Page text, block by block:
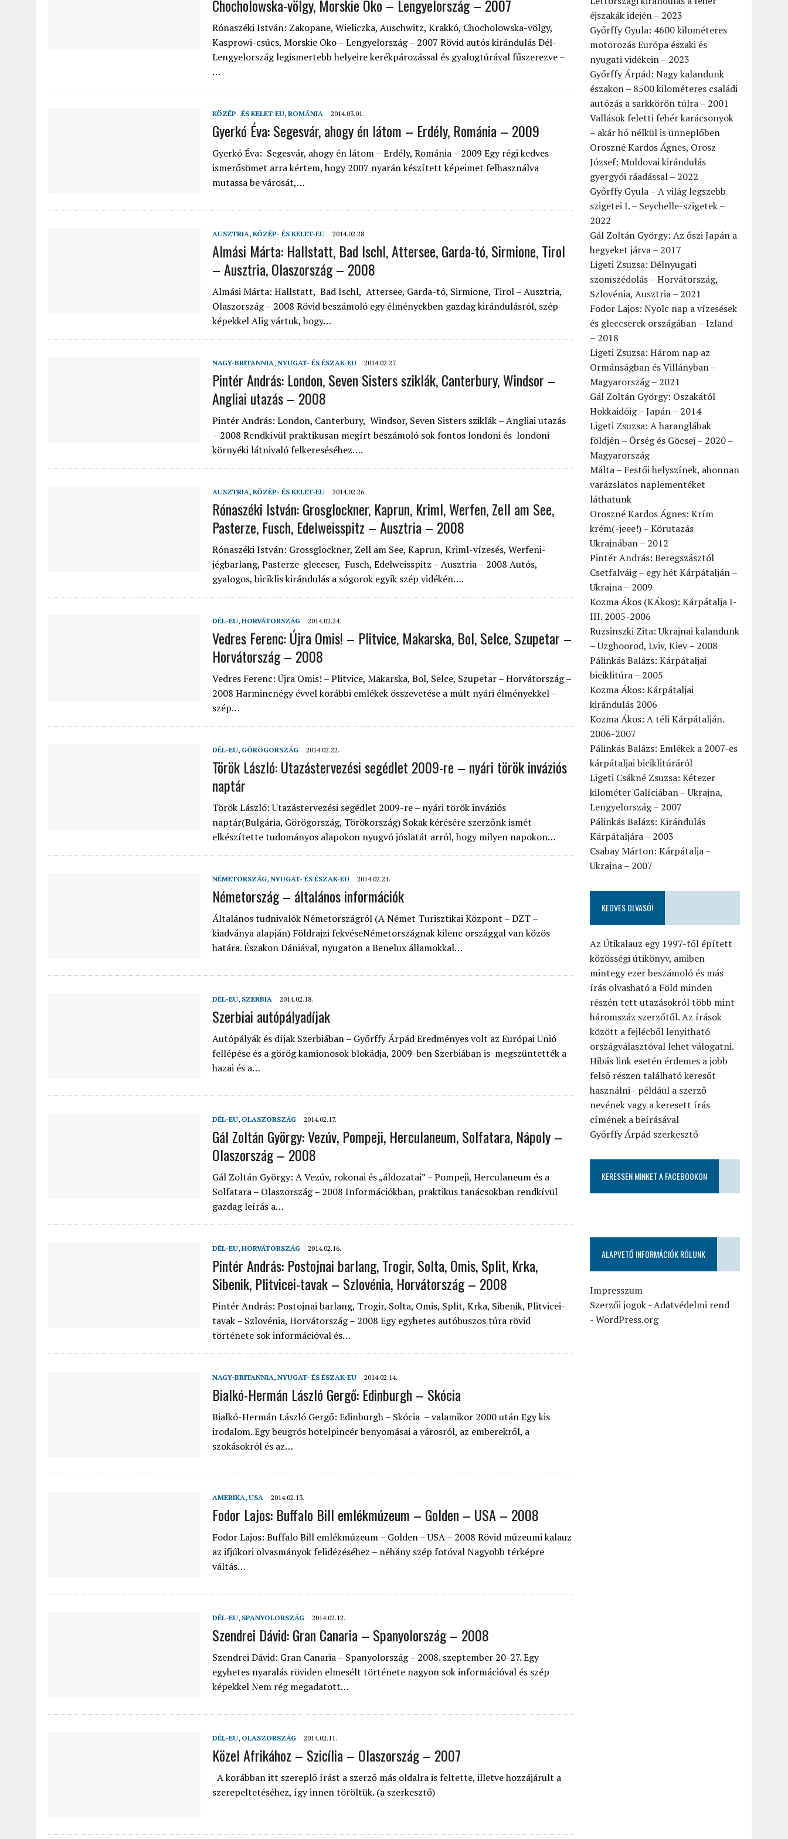
FODOR LAJOS: NYOLC NAP A VÍZESÉSEK ÉS GLECCSEREK ORSZÁGÁBAN – IZLAND – 2018
EURÓPA LEGFONTOSABB VÁROSAI A DIGITÁLIS NOMÁDOK SZÁMÁRA 2026-BAN
Chocholowska-völgy, Morskie Oko – Lengyelország – 2007
Rónaszéki István: Zakopane, Wieliczka, Auschwitz, Krakkó, Chocholowska-völgy,
Kasprowi-csúcs, Morskie Oko – Lengyelország – 2007 Rövid autós kirándulás Dél-
Lengyelország legismertebb helyeire kerékpározással és gyalogtúrával fűszerezve –
…
KÖZÉP- ÉS KELET-EU, ROMÁNIA 2014.03.01.
Gyerkó Éva: Segesvár, ahogy én látom – Erdély, Románia – 2009
Gyerkó Éva: Segesvár, ahogy én látom – Erdély, Románia – 2009 Egy régi kedves
ismerősömet arra kértem, hogy 2007 nyarán készített képeimet felhasználva
mutassa be városát,…
AUSZTRIA, KÖZÉP- ÉS KELET-EU 2014.02.28.
Almási Márta: Hallstatt, Bad Ischl, Attersee, Garda-tó, Sirmione, Tirol
– Ausztria, Olaszország – 2008
Almási Márta: Hallstatt, Bad Ischl, Attersee, Garda-tó, Sirmione, Tirol – Ausztria,
Olaszország – 2008 Rövid beszámoló egy élményekben gazdag kirándulásról, szép
képekkel Alig vártuk, hogy…
NAGY-BRITANNIA, NYUGAT- ÉS ÉSZAK-EU 2014.02.27.
Pintér András: London, Seven Sisters sziklák, Canterbury, Windsor –
Angliai utazás – 2008
Pintér András: London, Canterbury, Windsor, Seven Sisters sziklák – Angliai utazás
– 2008 Rendkívül praktikusan megírt beszámoló sok fontos londoni és londoni
környéki látnivaló felkereséséhez….
AUSZTRIA, KÖZÉP- ÉS KELET-EU 2014.02.26.
Rónaszéki István: Grosglockner, Kaprun, Kriml, Werfen, Zell am See,
Pasterze, Fusch, Edelweisspitz – Ausztria – 2008
Rónaszéki István: Grossglockner, Zell am See, Kaprun, Kriml-vízesés, Werfeni-
jégbarlang, Pasterze-gleccser, Fusch, Edelweisspitz – Ausztria – 2008 Autós,
gyalogos, biciklis kirándulás a sógorok egyik szép vidékén….
DÉL-EU, HORVÁTORSZÁG 2014.02.24.
Vedres Ferenc: Újra Omis! – Plitvice, Makarska, Bol, Selce, Szupetar –
Horvátország – 2008
Vedres Ferenc: Újra Omis! – Plitvice, Makarska, Bol, Selce, Szupetar – Horvátország –
2008 Harmincnégy évvel korábbi emlékek összevetése a múlt nyári élményekkel –
szép…
DÉL-EU, GÖRÖGORSZÁG 2014.02.22.
Török László: Utazástervezési segédlet 2009-re – nyári török inváziós
naptár
Török László: Utazástervezési segédlet 2009-re – nyári török inváziós
naptár(Bulgária, Görögország, Törökország) Sokak kérésére szerzőnk ismét
elkészítette tudományos alapokon nyugvó jóslatát arról, hogy milyen napokon…
NÉMETORSZÁG, NYUGAT- ÉS ÉSZAK-EU 2014.02.21.
Németország – általános információk
Általános tudnivalók Németországról (A Német Turisztikai Központ – DZT –
kiadványa alapján) Földrajzi fekvéseNémetországnak kilenc országgal van közös
határa. Északon Dániával, nyugaton a Benelux államokkal…
DÉL-EU, SZERBIA 2014.02.18.
Szerbiai autópályadíjak
Autópályák és díjak Szerbiában – Győrffy Árpád Eredményes volt az Európai Unió
fellépése és a görög kamionosok blokádja, 2009-ben Szerbiában is megszüntették a
hazai és a…
DÉL-EU, OLASZORSZÁG 2014.02.17.
Gál Zoltán György: Vezúv, Pompeji, Herculaneum, Solfatara, Nápoly –
Olaszország – 2008
Gál Zoltán György: A Vezúv, rokonai és „áldozatai” – Pompeji, Herculaneum és a
Solfatara – Olaszország – 2008 Információkban, praktikus tanácsokban rendkívül
gazdag leírás a…
DÉL-EU, HORVÁTORSZÁG 2014.02.16.
Pintér András: Postojnai barlang, Trogir, Solta, Omis, Split, Krka,
Sibenik, Plitvicei-tavak – Szlovénia, Horvátország – 2008
Pintér András: Postojnai barlang, Trogir, Solta, Omis, Split, Krka, Sibenik, Plitvicei-
tavak – Szlovénia, Horvátország – 2008 Egy egyhetes autóbuszos túra rövid
története sok információval és…
NAGY-BRITANNIA, NYUGAT- ÉS ÉSZAK-EU 2014.02.14.
Bialkó-Hermán László Gergő: Edinburgh – Skócia
Bialkó-Hermán László Gergő: Edinburgh – Skócia – valamikor 2000 után Egy kis
irodalom. Egy beugrós hotelpincér benyomásai a városról, az emberekről, a
szokásokról és az…
AMERIKA, USA 2014.02.13.
Fodor Lajos: Buffalo Bill emlékmúzeum – Golden – USA – 2008
Fodor Lajos: Buffalo Bill emlékmúzeum – Golden – USA – 2008 Rövid múzeumi kalauz
az ifjúkori olvasmányok felidézéséhez – néhány szép fotóval Nagyobb térképre
váltás…
DÉL-EU, SPANYOLORSZÁG 2014.02.12.
Szendrei Dávid: Gran Canaria – Spanyolország – 2008
Szendrei Dávid: Gran Canaria – Spanyolország – 2008. szeptember 20-27. Egy
egyhetes nyaralás röviden elmesélt története nagyon sok információval és szép
képekkel Nem rég megadatott…
DÉL-EU, OLASZORSZÁG 2014.02.11.
Közel Afrikához – Szicília – Olaszország – 2007
A korábban itt szereplő írást a szerző más oldalra is feltette, illetve hozzájárult a
szerepeltetéséhez, így innen töröltük. (a szerkesztő)
éjszakák idején – 2023
Győrffy Gyula: 4600 kilométeres
motorozás Európa északi és
nyugati vidékein – 2023
Győrffy Árpád: Nagy kalandunk
északon – 8500 kilométeres családi
autózás a sarkkörön túlra – 2001
Vallások feletti fehér karácsonyok
– akár hó nélkül is ünneplőben
Oroszné Kardos Ágnes, Orosz
József: Moldovai kirándulás
gyergyói ráadással – 2022
Győrffy Gyula – A világ legszebb
szigetei I. – Seychelle-szigetek –
2022
Gál Zoltán György: Az őszi Japán a
hegyeket járva – 2017
Ligeti Zsuzsa: Délnyugati
szomszédolás – Horvátország,
Szlovénia, Ausztria – 2021
Fodor Lajos: Nyolc nap a vízesések
és gleccserek országában – Izland
– 2018
Ligeti Zsuzsa: Három nap az
Ormánságban és Villányban –
Magyarország – 2021
Gál Zoltán György: Oszakától
Hokkaidóig – Japán – 2014
Ligeti Zsuzsa: A haranglábak
földjén – Őrség és Göcsej – 2020 –
Magyarország
Málta – Festői helyszínek, ahonnan
varázslatos naplementéket
láthatunk
Oroszné Kardos Ágnes: Krím
krém(-jeee!) – Körutazás
Ukrajnában – 2012
Pintér András: Beregszásztól
Csetfalváig – egy hét Kárpátalján –
Ukrajna – 2009
Kozma Ákos (KÁkos): Kárpátalja I-
III. 2005-2006
Ruzsinszki Zita: Ukrajnai kalandunk
– Uzghoorod, Lviv, Kiev – 2008
Pálinkás Balázs: Kárpátaljai
biciklitúra – 2005
Kozma Ákos: Kárpátaljai
kirándulás 2006
Kozma Ákos: A téli Kárpátalján.
2006-2007
Pálinkás Balázs: Emlékek a 2007-es
kárpátaljai biciklitúráról
Ligeti Csákné Zsuzsa: Kétezer
kilométer Galíciában – Ukrajna,
Lengyelország – 2007
Pálinkás Balázs: Kirándulás
Kárpátaljára – 2003
Csabay Márton: Kárpátalja –
Ukrajna – 2007
KEDVES OLVASÓ!
Az Útikalauz egy 1997-től épített
közösségi útikönyv, amiben
mintegy ezer beszámoló és más
írás olvasható a Föld minden
részén tett utazásokról több mint
háromszáz szerzőtől. Az írások
között a fejlécből lenyitható
országválasztóval lehet válogatni.
Hibás link esetén érdemes a jobb
felső részen található keresőt
használni - például a szerző
nevének vagy a keresett írás
címének a beírásával
Győrffy Árpád szerkesztő
KERESSEN MINKET A FACEBOOKON
ALAPVETŐ INFORMÁCIÓK RÓLUNK
Impresszum
Szerzői jogok-Adatvédelmi rend
-WordPress.org